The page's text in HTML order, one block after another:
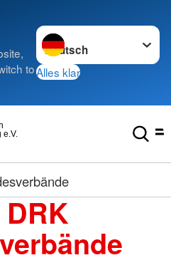
to
Sprache wechseln zu
Alles klar
e.V.